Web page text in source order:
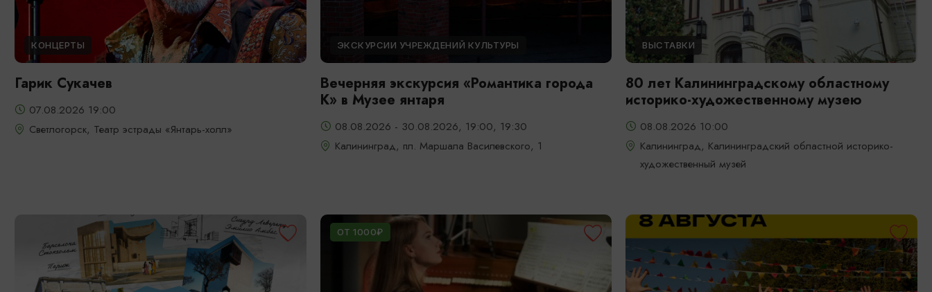
КОНЦЕРТЫ
Гарик Сукачев
07.08.2026 19:00
Светлогорск, Театр эстрады «Янтарь-холл»
ЭКСКУРСИИ УЧРЕЖДЕНИЙ КУЛЬТУРЫ
Вечерняя экскурсия «Романтика города
К» в Музее янтаря
08.08.2026 - 30.08.2026, 19:00, 19:30
Калининград, пл. Маршала Василевского, 1
ВЫСТАВКИ
80 лет Калининградскому областному
историко-художественному музею
08.08.2026 10:00
Калининград, Калининградский областной историко-
художественный музей
ОТ 1000₽